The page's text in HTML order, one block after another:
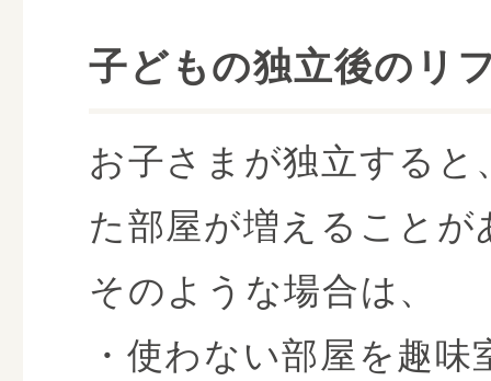
子どもの独立後のリ
お子さまが独立すると
た部屋が増えることが
そのような場合は、
・使わない部屋を趣味